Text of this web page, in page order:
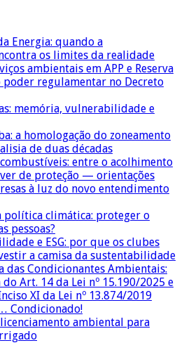
Energia: quando a
os limites da realidade
ambientais em APP e Reserva
poder regulamentar no Decreto
memória, vulnerabilidade e
a homologação do zoneamento
de duas décadas
entre o acolhimento
de proteção — orientações
à luz do novo entendimento
política climática: proteger o
pessoas?
e ESG: por que os clubes
a camisa da sustentabilidade
das Condicionantes Ambientais:
Art. 14 da Lei nº 15.190/2025 e
XI da Lei nº 13.874/2019
Condicionado!
licenciamento ambiental para